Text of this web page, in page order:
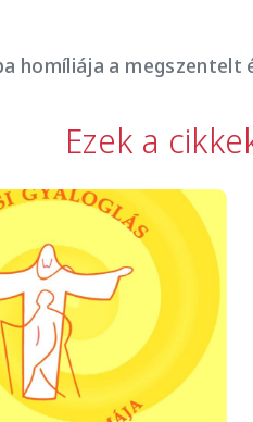
homíliája a megszentelt
Ezek a